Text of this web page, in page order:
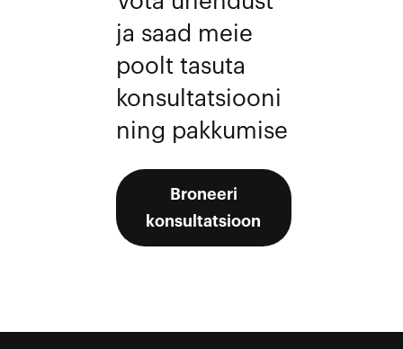
ja saad meie
poolt tasuta
konsultatsiooni
ning pakkumise
Broneeri
konsultatsioon